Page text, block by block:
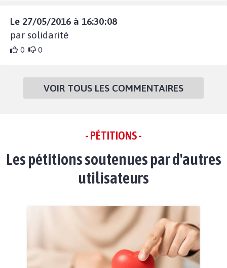
Le 27/05/2016 à 16:30:08
par solidarité
0 0
VOIR TOUS LES COMMENTAIRES
- PÉTITIONS -
Les pétitions soutenues par d'autres
utilisateurs